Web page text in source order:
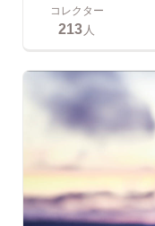
コレクター
213 人